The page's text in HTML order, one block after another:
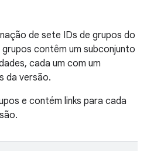
de sete IDs de grupos do
grupos contêm um subconjunto
cada um com um
da versão.
e contém links para cada